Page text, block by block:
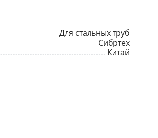
Для стальных труб
Сибртех
Китай